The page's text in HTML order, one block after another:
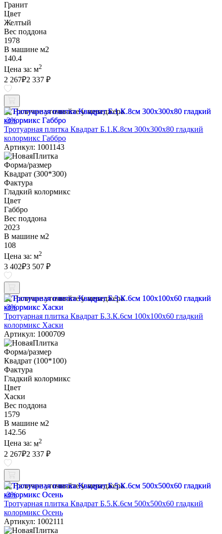
Гранит
Цвет
Желтый
Вес поддона
1978
В машине м2
140.4
Цена за: м2
2 267₽2 337 ₽
Наличие уточняйте у менеджера
-3%
Тротуарная плитка Квадрат Б.1.К.8см 300х300х80 гладкий
колормикс Габбро
Артикул: 1001143
Форма/размер
Квадрат (300*300)
Фактура
Гладкий колормикс
Цвет
Габбро
Вес поддона
2023
В машине м2
108
Цена за: м2
3 402₽3 507 ₽
Наличие уточняйте у менеджера
-3%
Тротуарная плитка Квадрат Б.3.К.6см 100х100х60 гладкий
колормикс Хаски
Артикул: 1000709
Форма/размер
Квадрат (100*100)
Фактура
Гладкий колормикс
Цвет
Хаски
Вес поддона
1579
В машине м2
142.56
Цена за: м2
2 267₽2 337 ₽
Наличие уточняйте у менеджера
-3%
Тротуарная плитка Квадрат Б.5.К.6см 500х500х60 гладкий
колормикс Осень
Артикул: 1002111